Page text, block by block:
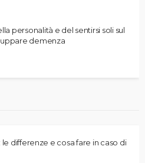
personalità e del sentirsi soli sul
demenza
le differenze e cosa fare in caso di